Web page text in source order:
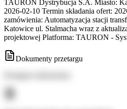
TAURON Dystrybucja S.A. Miasto:
2026-02-10 Termin składania ofert:
zamówienia: Automatyzacja stacji
Katowice ul. Stalmacha wraz z
projektowej Platforma: TAURON -
Dokumenty przetargu